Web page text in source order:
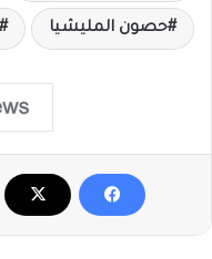
حصون المليشيا